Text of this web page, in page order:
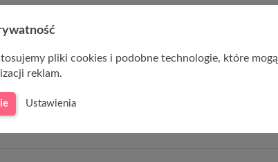
srebrny
pliki cookies i podobne technologie, które mogą
reklam.
Ustawienia